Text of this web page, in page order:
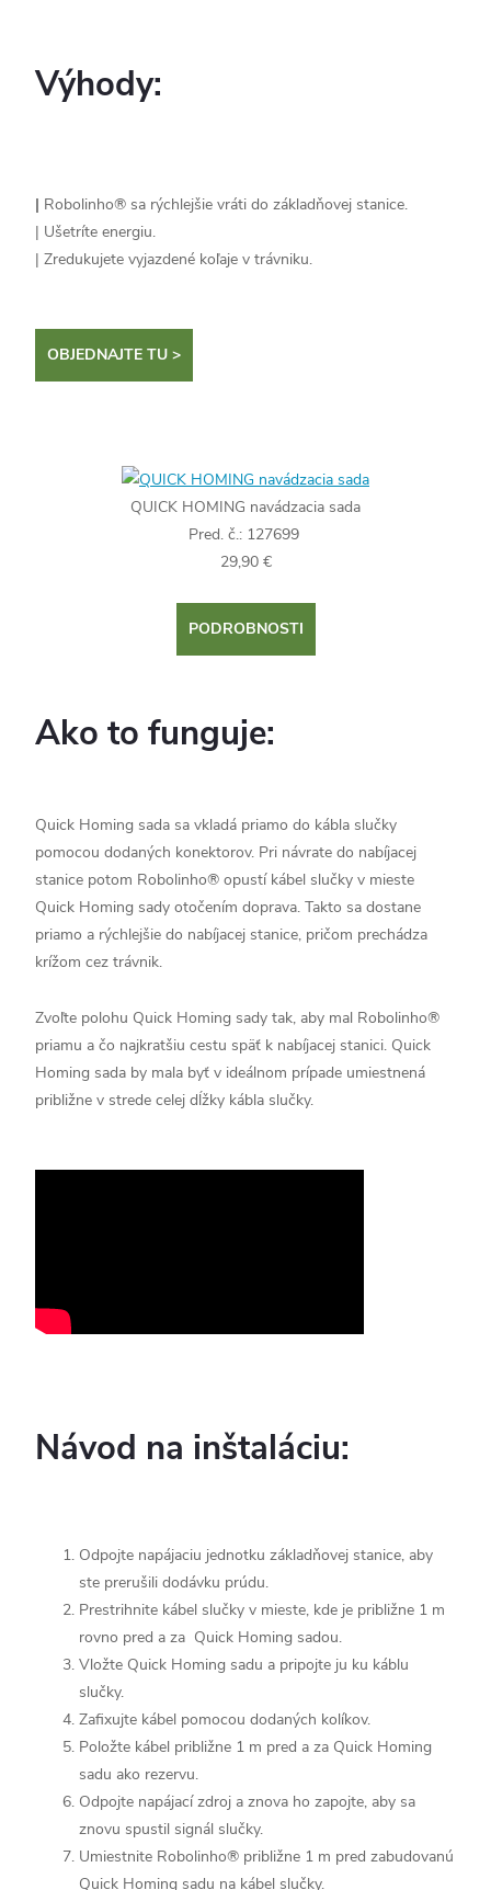
Výhody:
| Robolinho® sa rýchlejšie vráti do základňovej stanice.
| Ušetríte energiu.
| Zredukujete vyjazdené koľaje v trávniku.
OBJEDNAJTE TU >
QUICK HOMING navádzacia sada
Pred. č.: 127699
29,90 €
PODROBNOSTI
Ako to funguje:
Quick Homing sada sa vkladá priamo do kábla slučky
pomocou dodaných konektorov. Pri návrate do nabíjacej
stanice potom Robolinho® opustí kábel slučky v mieste
Quick Homing sady otočením doprava. Takto sa dostane
priamo a rýchlejšie do nabíjacej stanice, pričom prechádza
krížom cez trávnik.
Zvoľte polohu Quick Homing sady tak, aby mal Robolinho®
priamu a čo najkratšiu cestu späť k nabíjacej stanici. Quick
Homing sada by mala byť v ideálnom prípade umiestnená
približne v strede celej dĺžky kábla slučky.
Návod na inštaláciu:
Odpojte napájaciu jednotku základňovej stanice, aby
ste prerušili dodávku prúdu.
Prestrihnite kábel slučky v mieste, kde je približne 1 m
rovno pred a za Quick Homing sadou.
Vložte Quick Homing sadu a pripojte ju ku káblu
slučky.
Zafixujte kábel pomocou dodaných kolíkov.
Položte kábel približne 1 m pred a za Quick Homing
sadu ako rezervu.
Odpojte napájací zdroj a znova ho zapojte, aby sa
znovu spustil signál slučky.
Umiestnite Robolinho® približne 1 m pred zabudovanú
Quick Homing sadu na kábel slučky.